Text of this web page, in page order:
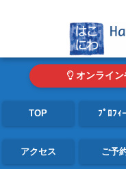
オンライン
TOP ﾌﾟﾛﾌｨ
アクセス ご予